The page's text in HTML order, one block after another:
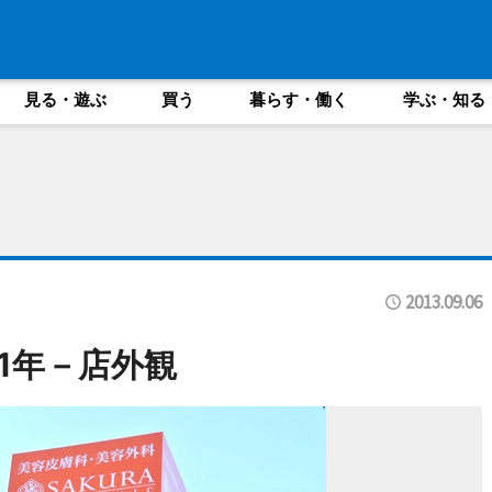
見る・遊ぶ 買う 暮らす・働く 学ぶ・知る
2013.09.06
年－店外観